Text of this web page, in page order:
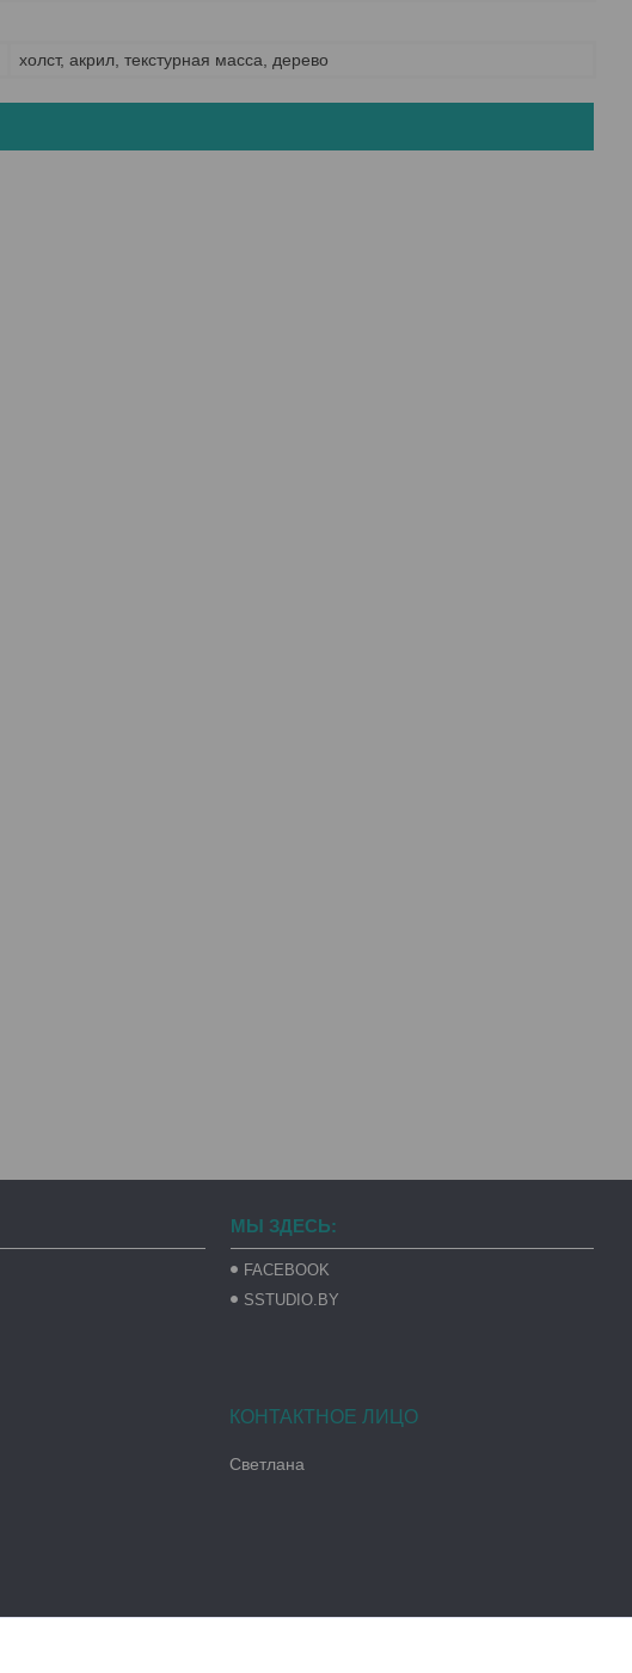
холст, акрил, текстурная масса, дерево
МЫ ЗДЕСЬ:
FACEBOOK
SSTUDIO.BY
Светлана